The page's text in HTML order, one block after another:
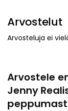
Arvostelut
Arvosteluja ei
Arvostele
Jenny